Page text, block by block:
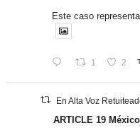
Este caso
1 2
En Alta Voz
ARTICLE 19